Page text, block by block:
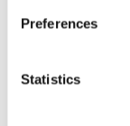
Preferences
Statistics
Av
Om oss